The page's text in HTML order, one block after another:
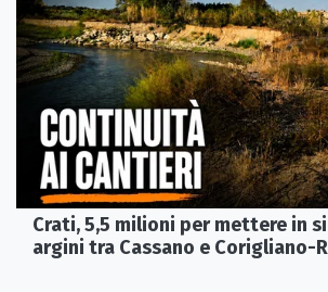
Crati, 5,5 milioni per mettere in
argini tra Cassano e Corigliano-